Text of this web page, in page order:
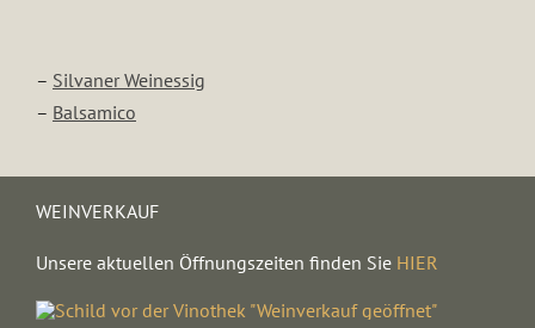
– Silvaner Weinessig
– Balsamico
WEINVERKAUF
Unsere aktuellen Öffnungszeiten finden Sie HIER